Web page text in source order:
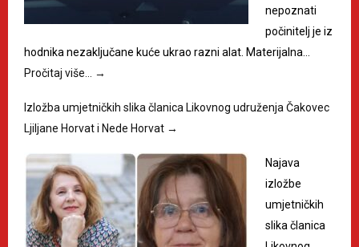
nepoznati
počinitelj je iz
hodnika nezaključane kuće ukrao razni alat. Materijalna…
Pročitaj više…
→
Izložba umjetničkih slika članica Likovnog udruženja Čakovec
Ljiljane Horvat i Nede Horvat →
Najava
izložbe
umjetničkih
slika članica